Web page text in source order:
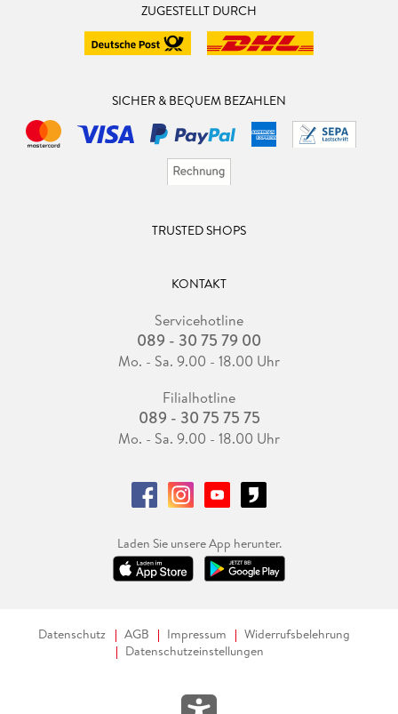
ZUGESTELLT DURCH
SICHER & BEQUEM BEZAHLEN
TRUSTED SHOPS
KONTAKT
Servicehotline
089 - 30 75 79 00
Mo. - Sa. 9.00 - 18.00 Uhr
Filialhotline
089 - 30 75 75 75
Mo. - Sa. 9.00 - 18.00 Uhr
Laden Sie unsere App herunter.
Datenschutz AGB Impressum
Widerrufsbelehrung
Datenschutzeinstellungen